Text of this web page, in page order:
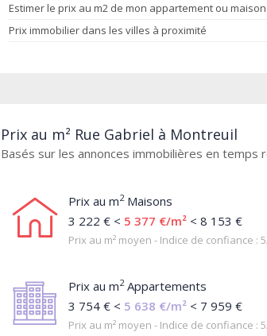
Estimer le prix au m2 de mon appartement ou maison
Prix immobilier dans les villes à proximité
Prix au m² Rue Gabriel à Montreuil
Basés sur les annonces immobilières en temps
Prix au m2Maisons
3 222 € < 5 377 €/m² < 8 153 €
Prix au m² moyen - Indice de confiance :
Prix au m2Appartements
3 754 € < 5 638 €/m² < 7 959 €
Prix au m² moyen - Indice de confiance :